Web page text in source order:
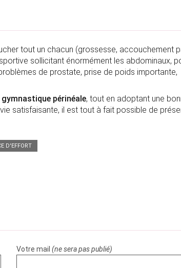
tout un chacun (grossesse, accouchement
sollicitant énormément les abdominaux,
de prostate, prise de poids importante,
périnéale, tout en adoptant une
satisfaisante, il est tout à fait possible de
D'EFFORT
Votre mail (ne sera pas publié)